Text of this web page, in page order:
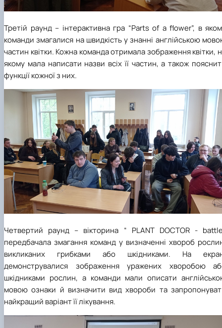
Третій раунд – інтерактивна гра “Parts of a flower”, в
команди змагалися на швидкість у знанні англійською
частин квітки. Кожна команда отримала зображення квітки,
якому мала написати назви всіх її частин, а також
функції кожної з них.
Четвертий раунд – вікторина “ PLANT DOCTOR-
передбачала змагання команд у визначенні хвороб
викликаних грибками або шкідниками. На
демонструвалися зображення уражених хворобою
шкідниками рослин, а команди мали описати
мовою ознаки й визначити вид хвороби та
найкращий варіант її лікування.